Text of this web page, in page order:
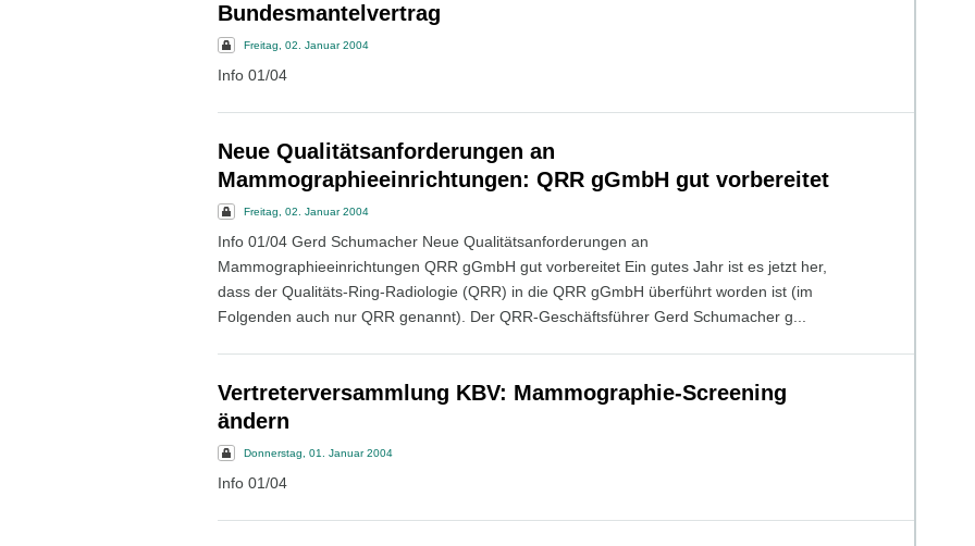
Bundesmantelvertrag
Freitag, 02. Januar 2004
Info 01/04
Neue Qualitätsanforderungen an
Mammographieeinrichtungen: QRR gGmbH gut vorbereitet
Freitag, 02. Januar 2004
Info 01/04 Gerd Schumacher Neue Qualitätsanforderungen an
Mammographieeinrichtungen QRR gGmbH gut vorbereitet Ein gutes Jahr ist es jetzt her,
dass der Qualitäts-Ring-Radiologie (QRR) in die QRR gGmbH überführt worden ist (im
Folgenden auch nur QRR genannt). Der QRR-Geschäftsführer Gerd Schumacher g...
Vertreterversammlung KBV: Mammographie-Screening
ändern
Donnerstag, 01. Januar 2004
Info 01/04